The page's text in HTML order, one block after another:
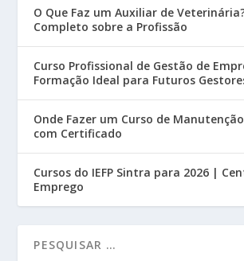
O Que Faz um Auxiliar de
Completo sobre a Profissão
Curso Profissional de Gestão de
Formação Ideal para Futuros
Onde Fazer um Curso de
com Certificado
Cursos do IEFP Sintra para 2026 |
Emprego